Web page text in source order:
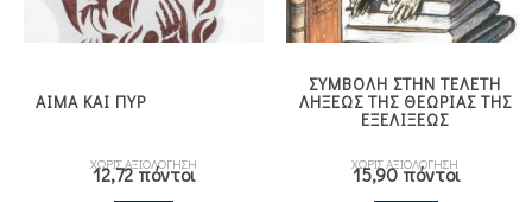
ΑΙΜΑ ΚΑΙ ΠΥΡ
ΧΩΡΙΣ ΑΞΙΟΛΟΓΗΣΗ
12,72 πόντοι
ΣΥΜΒΟΛΗ ΣΤΗΝ ΤΕΛΕΤΗ
ΛΗΞΕΩΣ ΤΗΣ ΘΕΩΡΙΑΣ ΤΗΣ
ΕΞΕΛΙΞΕΩΣ
ΧΩΡΙΣ ΑΞΙΟΛΟΓΗΣΗ
15,90 πόντοι